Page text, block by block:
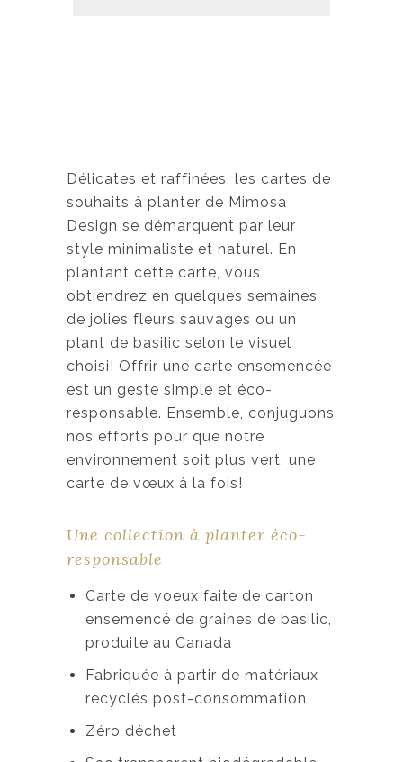
Délicates et raffinées, les cartes de
souhaits à planter de Mimosa
Design se démarquent par leur
style minimaliste et naturel. En
plantant cette carte, vous
obtiendrez en quelques semaines
de jolies fleurs sauvages ou un
plant de basilic selon le visuel
choisi! Offrir une carte ensemencée
est un geste simple et éco-
responsable. Ensemble, conjuguons
nos efforts pour que notre
environnement soit plus vert, une
carte de vœux à la fois!
Une collection à planter éco-
responsable
Carte de voeux faite de carton
ensemencé de graines de basilic,
produite au Canada
Fabriquée à partir de matériaux
recyclés post-consommation
Zéro déchet